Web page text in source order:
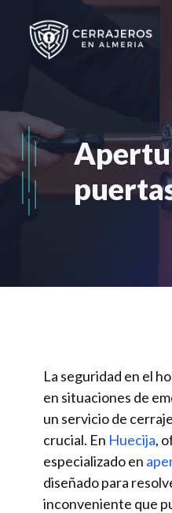
contenido
La seguridad en el
en situaciones de
un servicio de
crucial. En Huecija,
especializado en
diseñado para
inconveniente que